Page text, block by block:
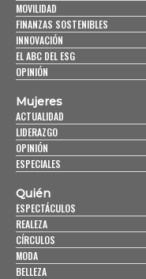
MOVILIDAD
FINANZAS SOSTENIBLES
INNOVACIÓN
EL ABC DEL ESG
OPINIÓN
Mujeres
ACTUALIDAD
LIDERAZGO
OPINIÓN
ESPECIALES
Quién
ESPECTÁCULOS
REALEZA
CÍRCULOS
MODA
BELLEZA